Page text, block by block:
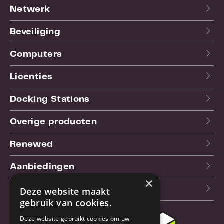
Netwerk
Beveiliging
Computers
Licenties
Docking Stations
Overige producten
Renewed
Aanbiedingen
Blog ×
Deze website maakt
gebruik van cookies.
Deze website gebruikt cookies om uw